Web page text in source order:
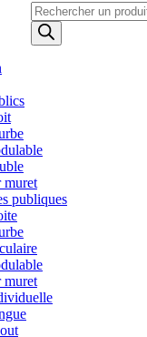
Recherche
de
produits
muret
publiques
muret